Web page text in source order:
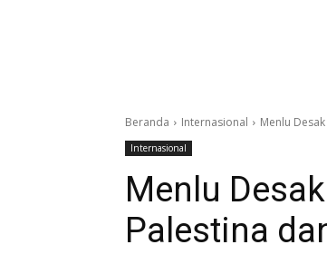
Beranda Internasional Menlu
Internasional
Menlu
Palestina